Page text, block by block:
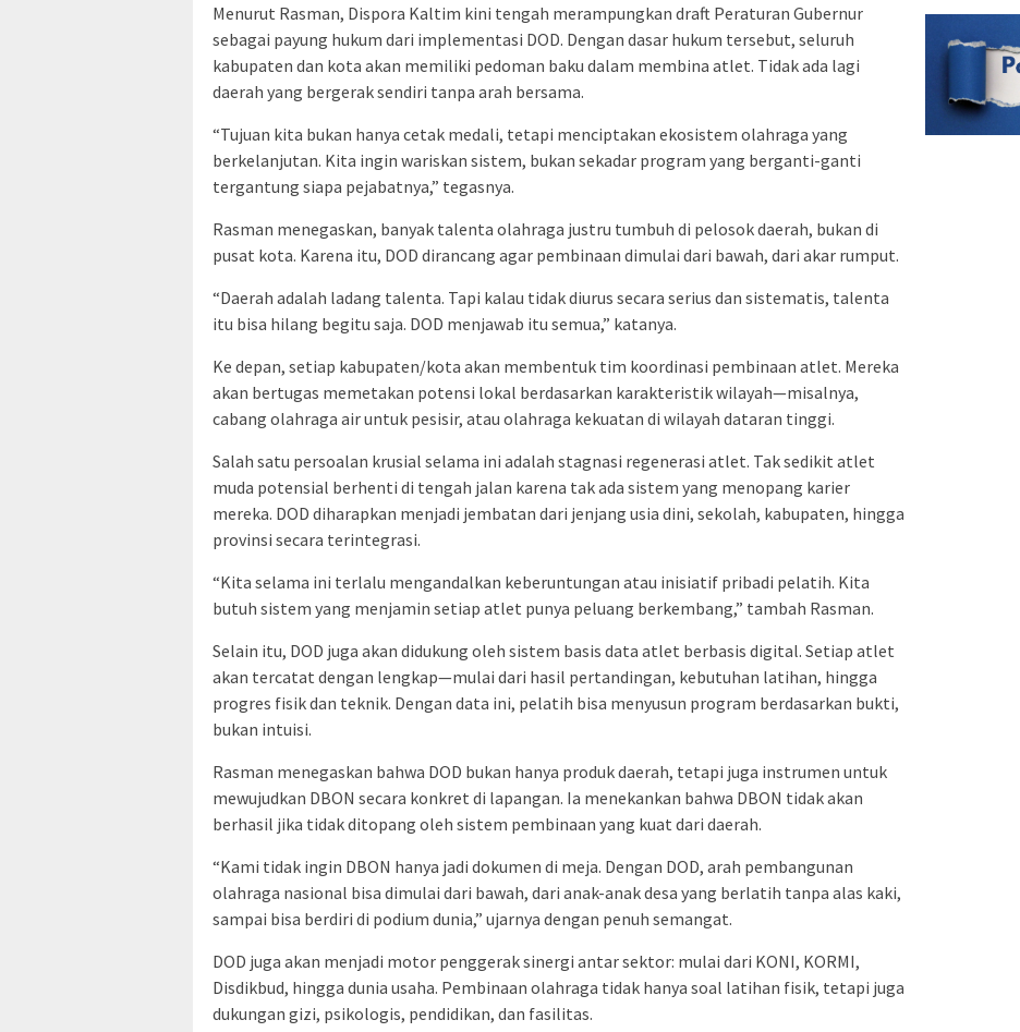
Menurut Rasman, Dispora Kaltim kini tengah merampungkan draft Peraturan Gubernur
sebagai payung hukum dari implementasi DOD. Dengan dasar hukum tersebut, seluruh
kabupaten dan kota akan memiliki pedoman baku dalam membina atlet. Tidak ada lagi
daerah yang bergerak sendiri tanpa arah bersama.
“Tujuan kita bukan hanya cetak medali, tetapi menciptakan ekosistem olahraga yang
berkelanjutan. Kita ingin wariskan sistem, bukan sekadar program yang berganti-ganti
tergantung siapa pejabatnya,” tegasnya.
Rasman menegaskan, banyak talenta olahraga justru tumbuh di pelosok daerah, bukan di
pusat kota. Karena itu, DOD dirancang agar pembinaan dimulai dari bawah, dari akar rumput.
“Daerah adalah ladang talenta. Tapi kalau tidak diurus secara serius dan sistematis, talenta
itu bisa hilang begitu saja. DOD menjawab itu semua,” katanya.
Ke depan, setiap kabupaten/kota akan membentuk tim koordinasi pembinaan atlet. Mereka
akan bertugas memetakan potensi lokal berdasarkan karakteristik wilayah—misalnya,
cabang olahraga air untuk pesisir, atau olahraga kekuatan di wilayah dataran tinggi.
Salah satu persoalan krusial selama ini adalah stagnasi regenerasi atlet. Tak sedikit atlet
muda potensial berhenti di tengah jalan karena tak ada sistem yang menopang karier
mereka. DOD diharapkan menjadi jembatan dari jenjang usia dini, sekolah, kabupaten, hingga
provinsi secara terintegrasi.
“Kita selama ini terlalu mengandalkan keberuntungan atau inisiatif pribadi pelatih. Kita
butuh sistem yang menjamin setiap atlet punya peluang berkembang,” tambah Rasman.
Selain itu, DOD juga akan didukung oleh sistem basis data atlet berbasis digital. Setiap atlet
akan tercatat dengan lengkap—mulai dari hasil pertandingan, kebutuhan latihan, hingga
progres fisik dan teknik. Dengan data ini, pelatih bisa menyusun program berdasarkan bukti,
bukan intuisi.
Rasman menegaskan bahwa DOD bukan hanya produk daerah, tetapi juga instrumen untuk
mewujudkan DBON secara konkret di lapangan. Ia menekankan bahwa DBON tidak akan
berhasil jika tidak ditopang oleh sistem pembinaan yang kuat dari daerah.
“Kami tidak ingin DBON hanya jadi dokumen di meja. Dengan DOD, arah pembangunan
olahraga nasional bisa dimulai dari bawah, dari anak-anak desa yang berlatih tanpa alas kaki,
sampai bisa berdiri di podium dunia,” ujarnya dengan penuh semangat.
DOD juga akan menjadi motor penggerak sinergi antar sektor: mulai dari KONI, KORMI,
Disdikbud, hingga dunia usaha. Pembinaan olahraga tidak hanya soal latihan fisik, tetapi juga
dukungan gizi, psikologis, pendidikan, dan fasilitas.